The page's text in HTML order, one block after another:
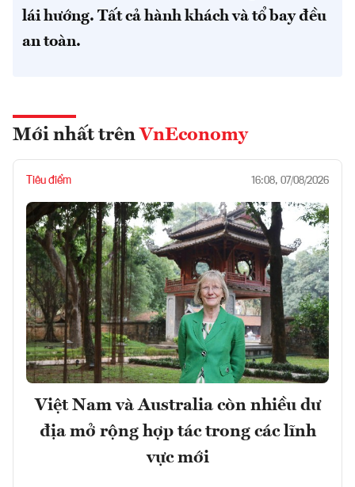
lái hướng. Tất cả hành khách và tổ bay đều
an toàn.
Mới nhất trên VnEconomy
Tiêu điểm 16:08, 07/08/2026
Việt Nam và Australia còn nhiều dư
địa mở rộng hợp tác trong các lĩnh
vực mới